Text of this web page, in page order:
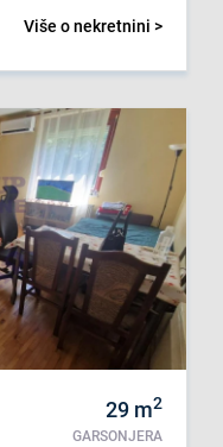
Više o nekretnini >
29 m2
GARSONJERA